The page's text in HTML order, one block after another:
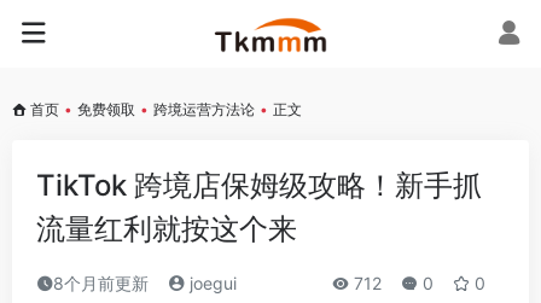
首页 • 免费领取 • 跨境运营方法论 • 正文
TikTok 跨境店保姆级攻略！新手抓
流量红利就按这个来
8个月前更新 joegui 712 0 0